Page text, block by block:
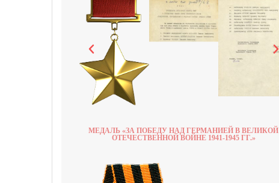
МЕДАЛЬ «ЗА ПОБЕДУ НАД ГЕРМАНИЕЙ В ВЕЛИКОЙ
ОТЕЧЕСТВЕННОЙ ВОЙНЕ 1941-1945 ГГ.»